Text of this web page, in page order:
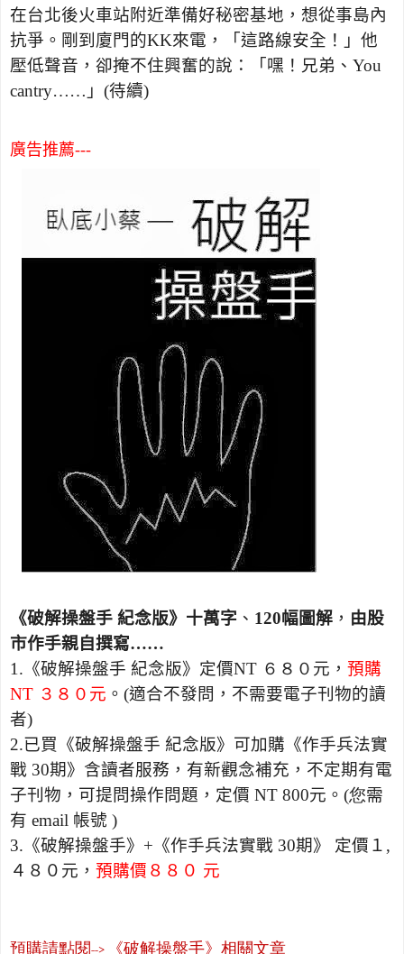
在台北後火車站附近準備好秘密基地，想從事島內
抗爭。剛到廈門的KK來電，「這路線安全！」他
壓低聲音，卻掩不住興奮的說：「嘿！兄弟、 You
cantry……」 (待續)
廣告推薦---
《破解操盤手 紀念版》十萬字 、 120幅圖解 ， 由股
市作手親自撰寫……
1. 《破解操盤手 紀念版》定價NT ６８０ 元， 預購
NT ３８０ 元 。 (適合不發問，不需要電子刊物的讀
者)
2.已買 《破解操盤手 紀念版》可加購 《作手兵法實
戰 30期》含讀者服務，有新觀念補充，不定期有電
子刊物，可提問操作問題，定價 NT 800元。 (您需
有 email 帳號 )
3. 《破解操盤手》 + 《作手兵法實戰 30期》 定價１,
４８０元， 預購價８８０ 元
預購請點閱--> 《破解操盤手》相關文章